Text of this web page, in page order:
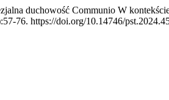
duchowość Communio W
76. https://doi.org/10.14746/